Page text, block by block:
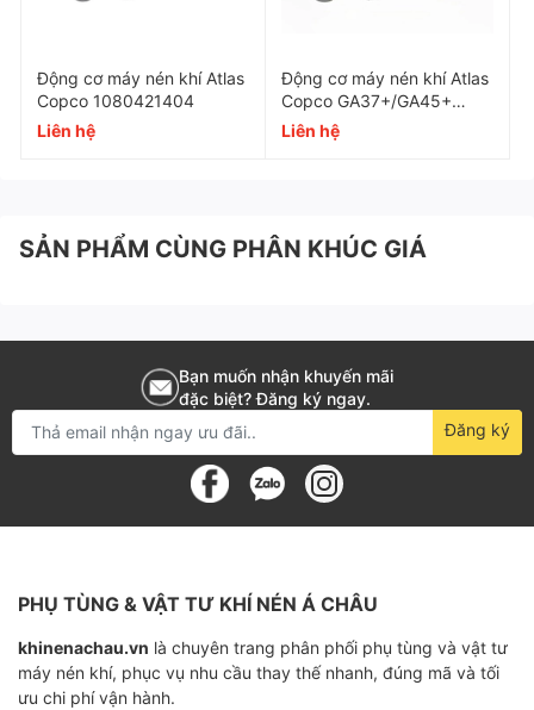
Xuất xứ Trung Quốc
Động cơ máy nén khí Atlas
Copco 1080421404
Liên hệ
Động cơ máy nén khí Atlas
Copco GA37+/GA45+
1092090314
Liên hệ
SẢN PHẨM CÙNG PHÂN KHÚC GIÁ
Bạn muốn nhận khuyến mãi
đặc biệt? Đăng ký ngay.
Đăng ký
PHỤ TÙNG & VẬT TƯ KHÍ NÉN Á CHÂU
khinenachau.vn là chuyên trang phân phối phụ tùng và vật tư
máy nén khí, phục vụ nhu cầu thay thế nhanh, đúng mã và tối
ưu chi phí vận hành.